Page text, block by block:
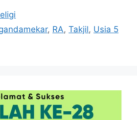
, RA,Takjil, Usia 5